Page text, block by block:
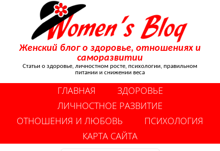
Женский блог о здоровье, отношениях и
саморазвитии
Статьи о здоровье, личностном росте, психологии, правильном
питании и снижении веса
ГЛАВНАЯ
ЗДОРОВЬЕ
ЛИЧНОСТНОЕ РАЗВИТИЕ
ОТНОШЕНИЯ И ЛЮБОВЬ
ПСИХОЛОГИЯ
КАРТА САЙТА